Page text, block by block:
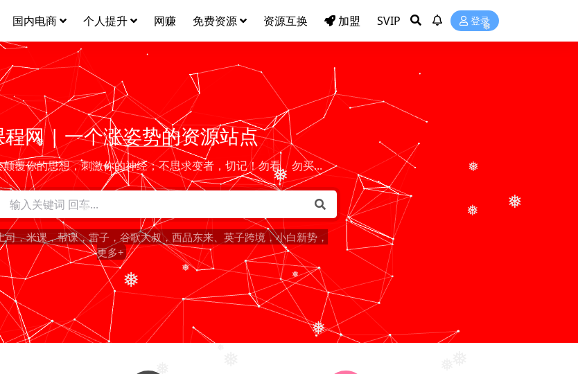
❅
❅
❅
❅
国内电商 个人提升 网赚 免费资源 资源互换 加盟 SVIP 登录
程网 | 一个涨姿势的资源站点
覆你的思想，刺激你的神经；不思求变者，切记！勿看、勿买...
司，米课，帮课，雷子，谷歌大叔，西品东来、英子跨境，小白新势，
更多+